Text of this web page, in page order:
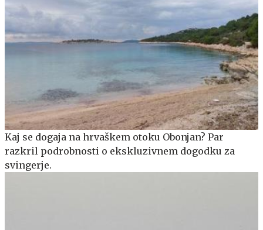
Kaj se dogaja na hrvaškem otoku Obonjan? Par
razkril podrobnosti o ekskluzivnem dogodku za
svingerje.